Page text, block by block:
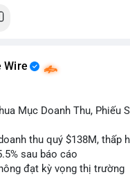
660 215-8938
Wire
Mục Doanh Thu, Phiếu
thu quý $138M, thấp
sau báo cáo
đạt kỳ vọng thị trường